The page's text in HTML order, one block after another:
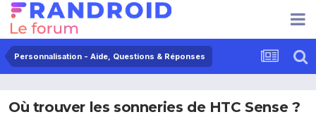
Personnalisation - Aide, Questions & Réponses
Où trouver les sonneries de HTC Sense ?